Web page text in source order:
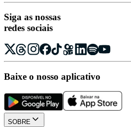
Siga as nossas
redes sociais
Baixe o nosso aplicativo
SOBRE